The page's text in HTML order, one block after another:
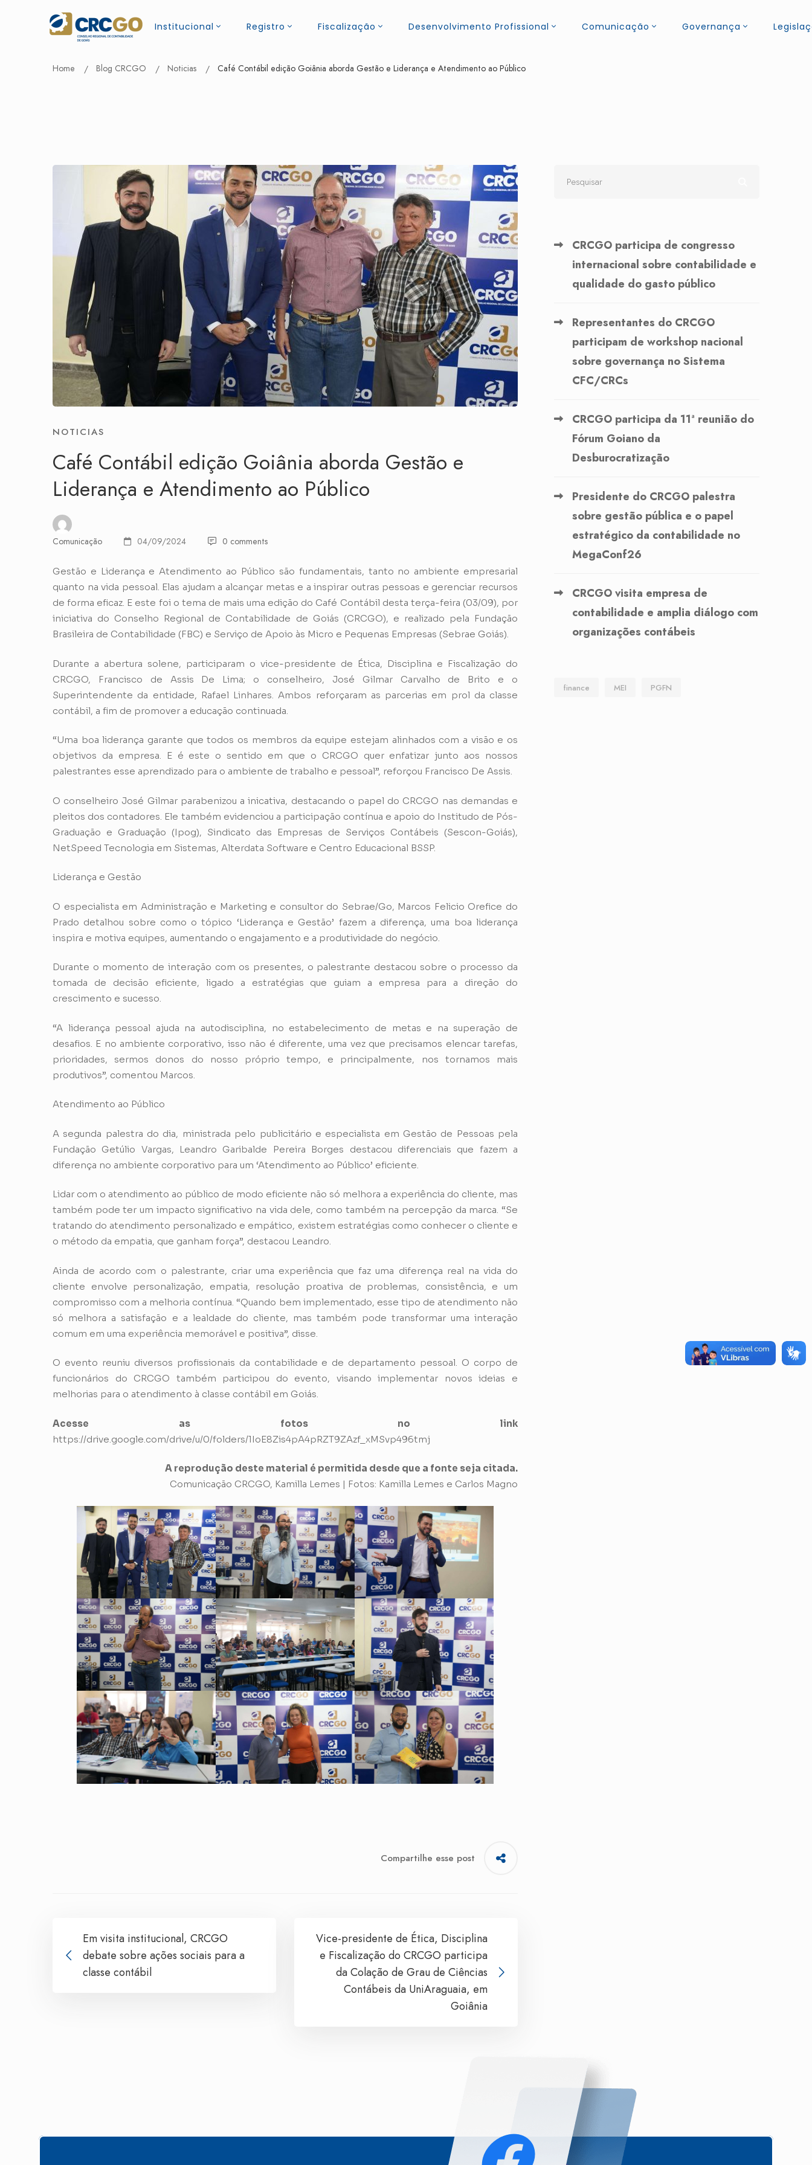
Institucional Registro Fiscalização Desenvolvimento Profissional Comunicação Governança
Home Blog CRCGO Noticias Café Contábil edição Goiânia aborda Gestão e Liderança e Atendimento ao Público
NOTICIAS
Café Contábil edição Goiânia aborda Gestão e
Liderança e Atendimento ao Público
Comunicação 04/09/2024 0 comments
Gestão e Liderança e Atendimento ao Público são fundamentais, tanto no ambiente empresarial
quanto na vida pessoal. Elas ajudam a alcançar metas e a inspirar outras pessoas e gerenciar recursos
de forma eficaz. E este foi o tema de mais uma edição do Café Contábil desta terça-feira (03/09), por
iniciativa do Conselho Regional de Contabilidade de Goiás (CRCGO), e realizado pela Fundação
Brasileira de Contabilidade (FBC) e Serviço de Apoio às Micro e Pequenas Empresas (Sebrae Goiás).
Durante a abertura solene, participaram o vice-presidente de Ética, Disciplina e Fiscalização do
CRCGO, Francisco de Assis De Lima; o conselheiro, José Gilmar Carvalho de Brito e o
Superintendente da entidade, Rafael Linhares. Ambos reforçaram as parcerias em prol da classe
contábil, a fim de promover a educação continuada.
“Uma boa liderança garante que todos os membros da equipe estejam alinhados com a visão e os
objetivos da empresa. E é este o sentido em que o CRCGO quer enfatizar junto aos nossos
palestrantes esse aprendizado para o ambiente de trabalho e pessoal”, reforçou Francisco De Assis.
O conselheiro José Gilmar parabenizou a inicativa, destacando o papel do CRCGO nas demandas e
pleitos dos contadores. Ele também evidenciou a participação contínua e apoio do Institudo de Pós-
Graduação e Graduação (Ipog), Sindicato das Empresas de Serviços Contábeis (Sescon-Goiás),
NetSpeed Tecnologia em Sistemas, Alterdata Software e Centro Educacional BSSP.
Liderança e Gestão
O especialista em Administração e Marketing e consultor do Sebrae/Go, Marcos Felicio Orefice do
Prado detalhou sobre como o tópico ‘Liderança e Gestão’ fazem a diferença, uma boa liderança
inspira e motiva equipes, aumentando o engajamento e a produtividade do negócio.
Durante o momento de interação com os presentes, o palestrante destacou sobre o processo da
tomada de decisão eficiente, ligado a estratégias que guiam a empresa para a direção do
crescimento e sucesso.
“A liderança pessoal ajuda na autodisciplina, no estabelecimento de metas e na superação de
desafios. E no ambiente corporativo, isso não é diferente, uma vez que precisamos elencar tarefas,
prioridades, sermos donos do nosso próprio tempo, e principalmente, nos tornamos mais
produtivos”, comentou Marcos.
Atendimento ao Público
A segunda palestra do dia, ministrada pelo publicitário e especialista em Gestão de Pessoas pela
Fundação Getúlio Vargas, Leandro Garibalde Pereira Borges destacou diferenciais que fazem a
diferença no ambiente corporativo para um ‘Atendimento ao Público’ eficiente.
Lidar com o atendimento ao público de modo eficiente não só melhora a experiência do cliente, mas
também pode ter um impacto significativo na vida dele, como também na percepção da marca. “Se
tratando do atendimento personalizado e empático, existem estratégias como conhecer o cliente e
o método da empatia, que ganham força”, destacou Leandro.
Ainda de acordo com o palestrante, criar uma experiência que faz uma diferença real na vida do
cliente envolve personalização, empatia, resolução proativa de problemas, consistência, e um
compromisso com a melhoria contínua. “Quando bem implementado, esse tipo de atendimento não
só melhora a satisfação e a lealdade do cliente, mas também pode transformar uma interação
comum em uma experiência memorável e positiva”, disse.
O evento reuniu diversos profissionais da contabilidade e de departamento pessoal. O corpo de
funcionários do CRCGO também participou do evento, visando implementar novos ideias e
melhorias para o atendimento à classe contábil em Goiás.
Acesse as fotos no link
https://drive.google.com/drive/u/0/folders/1IoE8Zis4pA4pRZT9ZAzf_xMSvp496tmj
A reprodução deste material é permitida desde que a fonte seja citada.
Comunicação CRCGO, Kamilla Lemes | Fotos: Kamilla Lemes e Carlos Magno
Compartilhe esse post
Em visita institucional, CRCGO
debate sobre ações sociais para a
classe contábil
Vice-presidente de Ética, Disciplina
e Fiscalização do CRCGO participa
da Colação de Grau de Ciências
Contábeis da UniAraguaia, em
Goiânia
CRCGO participa de congresso
internacional sobre contabilidade e
qualidade do gasto público
Representantes do CRCGO
participam de workshop nacional
sobre governança no Sistema
CFC/CRCs
CRCGO participa da 11ª reunião do
Fórum Goiano da
Desburocratização
Presidente do CRCGO palestra
sobre gestão pública e o papel
estratégico da contabilidade no
MegaConf26
CRCGO visita empresa de
contabilidade e amplia diálogo com
organizações contábeis
finance MEI PGFN